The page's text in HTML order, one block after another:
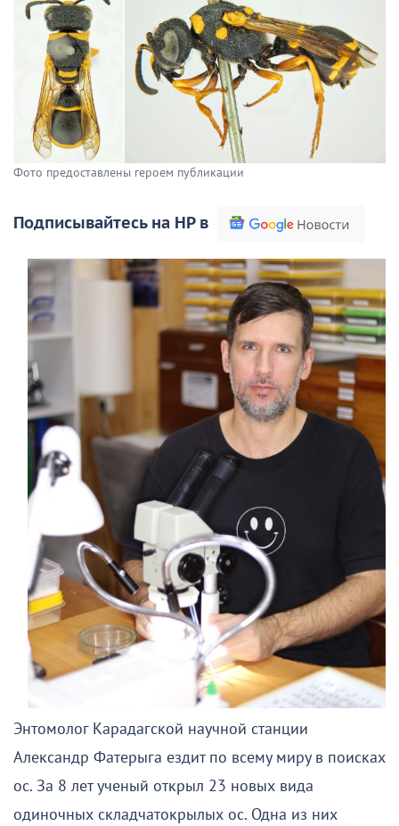
Фото предоставлены героем публикации
Подписывайтесь на НР в
Энтомолог Карадагской научной станции
Александр Фатерыга ездит по всему миру в поисках
ос. За 8 лет ученый открыл 23 новых вида
одиночных складчатокрылых ос. Одна из них